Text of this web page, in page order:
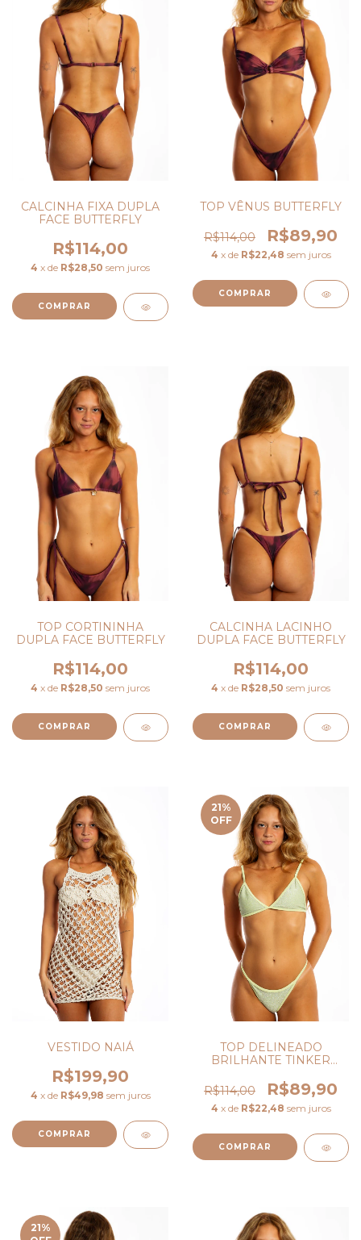
CALCINHA FIXA DUPLA
FACE BUTTERFLY
R$114,00
4 x de R$28,50 sem juros
COMPRAR
TOP VÊNUS BUTTERFLY
R$114,00 R$89,90
4 x de R$22,48 sem juros
COMPRAR
TOP CORTININHA
DUPLA FACE BUTTERFLY
R$114,00
4 x de R$28,50 sem juros
COMPRAR
CALCINHA LACINHO
DUPLA FACE BUTTERFLY
R$114,00
4 x de R$28,50 sem juros
COMPRAR
VESTIDO NAIÁ
R$199,90
4 x de R$49,98 sem juros
COMPRAR
21%
OFF
TOP DELINEADO
BRILHANTE TINKER
R$114,00
R$89,90
4 x de R$22,48 sem juros
COMPRAR
21%